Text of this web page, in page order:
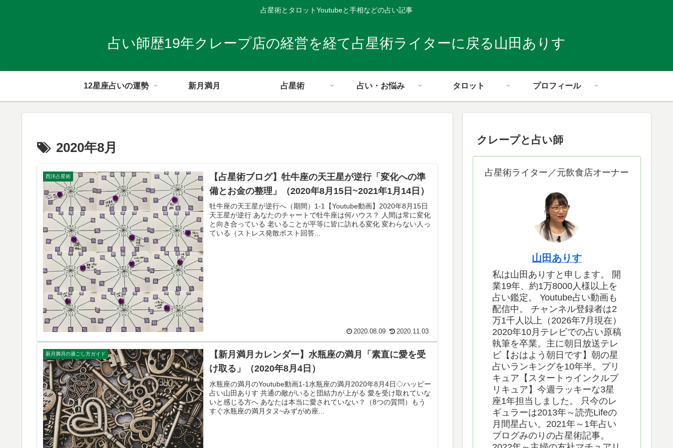
占星術とタロットYoutubeと手相などの占い記事
占い師歴19年クレープ店の経営を経て占星術ライターに戻る山田ありす
12星座占いの運勢 新月満月 占星術 占い・お悩み タロット プロフィール
2020年8月
西洋占星術
【占星術ブログ】牡牛座の天王星が逆行「変化への準
備とお金の整理」（2020年8月15日~2021年1月14日）
牡牛座の天王星が逆行へ（期間）1-1【Youtube動画】2020年8月15日
天王星が逆行 あなたのチャートで牡牛座は何ハウス？ 人間は常に変化
と向き合っている 老いることが平等に皆に訪れる変化 変わらない人っ
ている（ストレス発散ポスト回答...
2020.08.09 2020.11.03
新月満月の過ごし方ガイド
【新月満月カレンダー】水瓶座の満月「素直に愛を受
け取る」（2020年8月4日）
水瓶座の満月のYoutube動画1-1水瓶座の満月2020年8月4日◇ハッピー
占い山田ありす 共通の敵がいると団結力が上がる 愛を受け取れていな
いと感じる方へ あなたは本当に愛されていない？（8つの質問）もう
すぐ水瓶座の満月タヌ~みずがめ座...
クレープと占い師
占星術ライター／元飲食店オーナー
山田ありす
私は山田ありすと申します。 開
業19年、約1万8000人様以上を
占い鑑定。 Youtube占い動画も
配信中。 チャンネル登録者は2
万1千人以上（2026年7月現在）
2020年10月テレビでの占い原稿
執筆を卒業。主に朝日放送テレ
ビ【おはよう朝日です】朝の星
占いランキングを10年半。プリ
キュア【スタートゥインクルプ
リキュア】今週ラッキーな3星
座1年担当しました。 只今のレ
ギュラーは2013年～読売Lifeの
月間星占い。2021年～1年占い
ブログみのりの占星術記事。